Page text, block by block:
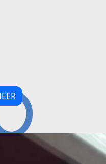
Lubbers
Ysbrand!
& Maud